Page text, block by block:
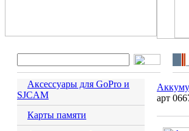
Аксессуары для GoPro и
SJCAM
Карты памяти
арт